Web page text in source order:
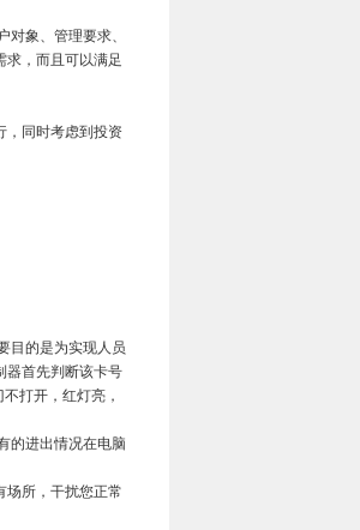
象、管理要求、
求，而且可以满足
，同时考虑到投资
目的是为实现人员
器首先判断该卡号
打开，红灯亮，
的进出情况在电脑
场所，干扰您正常